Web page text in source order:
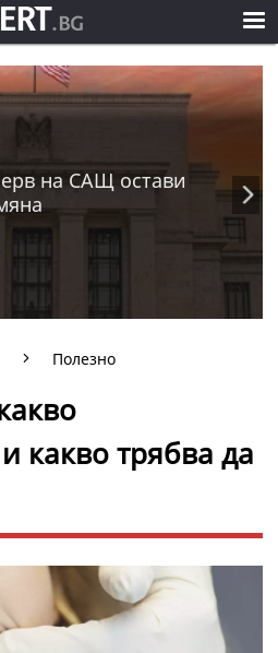
на САЩ остави
Полезно
какво трябва да